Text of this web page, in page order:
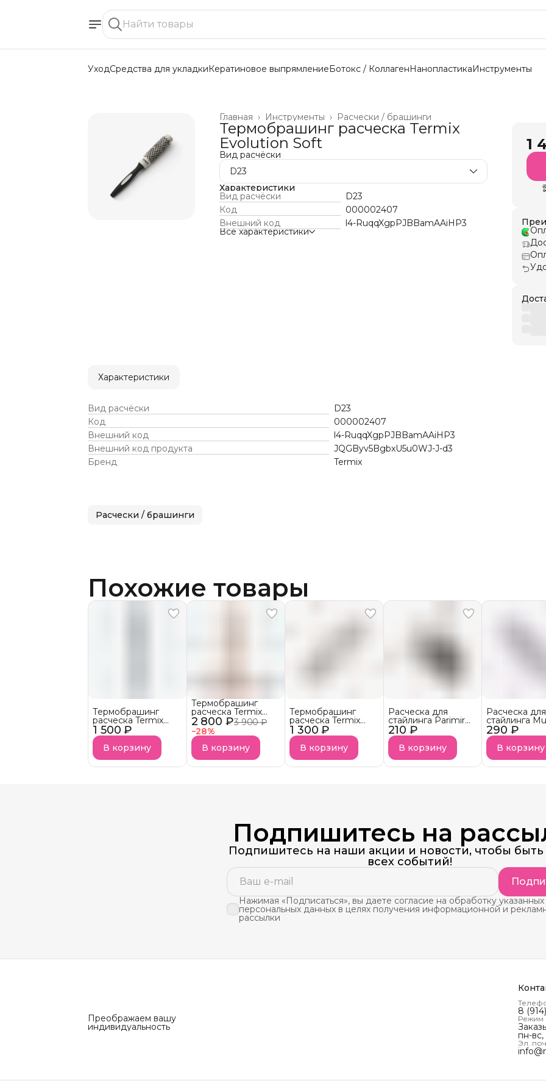
УходСредства для укладкиКератиновое выпрямлениеБотокс / КоллагенНанопластикаИнструменты
Расчески / брашинги
Инструменты ›
Главная ›
Термобрашинг расческа Termix
Evolution Soft
Вид расчёски
D23
Характеристики
Вид расчёски
D23
Код
000002407
Внешний код
l4-RuqqXgpPJBBamAAiHP3
Все характеристики
1
Характеристики
Вид расчёски
D23
Код
000002407
Внешний код
l4-RuqqXgpPJBBamAAiHP3
Внешний код продукта
JQGByv5BgbxU5u0WJ-J-d3
Бренд
Termix
Расчески / брашинги
Похожие товары
1 500 ₽
Термобрашинг
расческа Termix
Evolution XL
В корзину
2 800 ₽3 900 ₽
−28%
Термобрашинг
расческа Termix
Evolution Gold Rose
В корзину
1 300 ₽
Термобрашинг
расческа Termix
Evolution Plus
В корзину
210 ₽
Расческа для
стайлинга Parimir
PRB09 Черный
В корзину
290 ₽
Расческа для
стайлинга
MRB-42
В корзину
Подпишитесь на
Подпишитесь на наши акции и новости, чтобы быть
всех событий!
Нажимая «Подписаться», вы даете согласие на обработку указанных
персональных данных в целях получения информационной и
рассылки
Преображаем вашу
индивидуальность
8
Режим
пн-
Эл.